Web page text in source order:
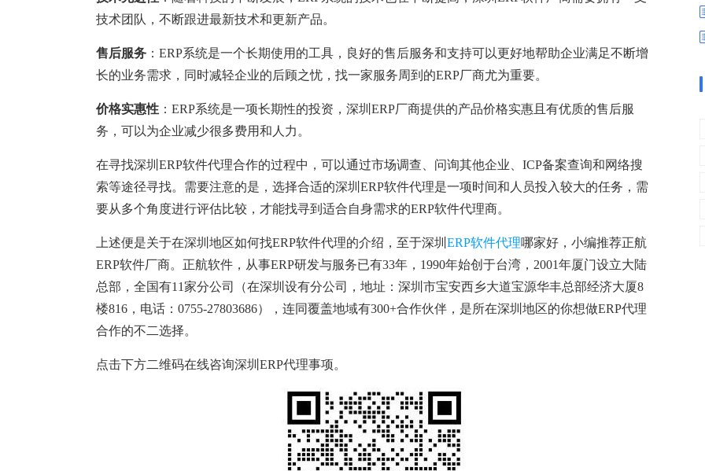
技术团队，不断跟进最新技术和更新产品。
售后服务 ：ERP系统是一个长期使用的工具，良好的售后服务和支持可以更好地帮助企业满足不断增
长的业务需求，同时减轻企业的后顾之忧，找一家服务周到的ERP厂商尤为重要。
价格实惠性 ：ERP系统是一项长期性的投资，深圳ERP厂商提供的产品价格实惠且有优质的售后服
务，可以为企业减少很多费用和人力。
在寻找深圳ERP软件代理合作的过程中，可以通过市场调查、问询其他企业、ICP备案查询和网络搜
索等途径寻找。需要注意的是，选择合适的深圳ERP软件代理是一项时间和人员投入较大的任务，需
要从多个角度进行评估比较，才能找寻到适合自身需求的ERP软件代理商。
上述便是关于在深圳地区如何找ERP软件代理的介绍，至于深圳 ERP软件代理哪家好，小编推荐正航
ERP软件厂商。正航软件，从事ERP研发与服务已有33年，1990年始创于台湾，2001年厦门设立大陆
总部，全国有11家分公司（在深圳设有分公司，地址：深圳市宝安西乡大道宝源华丰总部经济大厦8
楼816，电话：0755-27803686），连同覆盖地域有300+合作伙伴，是所在深圳地区的你想做ERP代理
合作的不二选择。
点击下方二维码在线咨询深圳ERP代理事项。